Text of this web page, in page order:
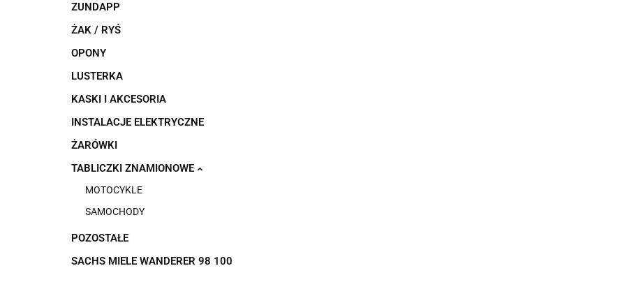
ZUNDAPP
ŻAK / RYŚ
OPONY
LUSTERKA
KASKI I AKCESORIA
INSTALACJE ELEKTRYCZNE
ŻARÓWKI
TABLICZKI ZNAMIONOWE
MOTOCYKLE
SAMOCHODY
POZOSTAŁE
SACHS MIELE WANDERER 98 100